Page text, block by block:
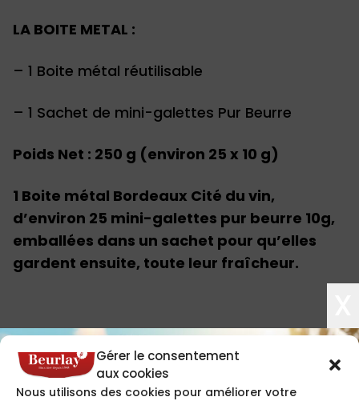
Gérer le consentement
aux cookies
Nous utilisons des cookies pour améliorer votre
LA BOITE METAL :
– 1 Boite métal réutilisable
– 1 Sachet de mini-galettes Pur Beurre
Poids Net : 250 g (environ 25 x 10 g)
1 Boite métal Bordeaux Cité du vin,
d’environ 25 mini-galettes pur beurre 10g,
emballées dans un sachet pour qu’elles
gardent ensuite, toute leur fraîcheur.